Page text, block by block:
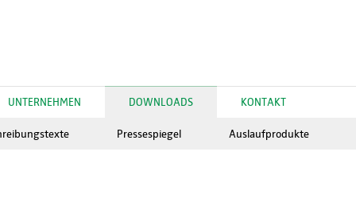
UNTERNEHMEN DOWNLOADS
Pressespiegel Auslaufprodukte
KONTAKT